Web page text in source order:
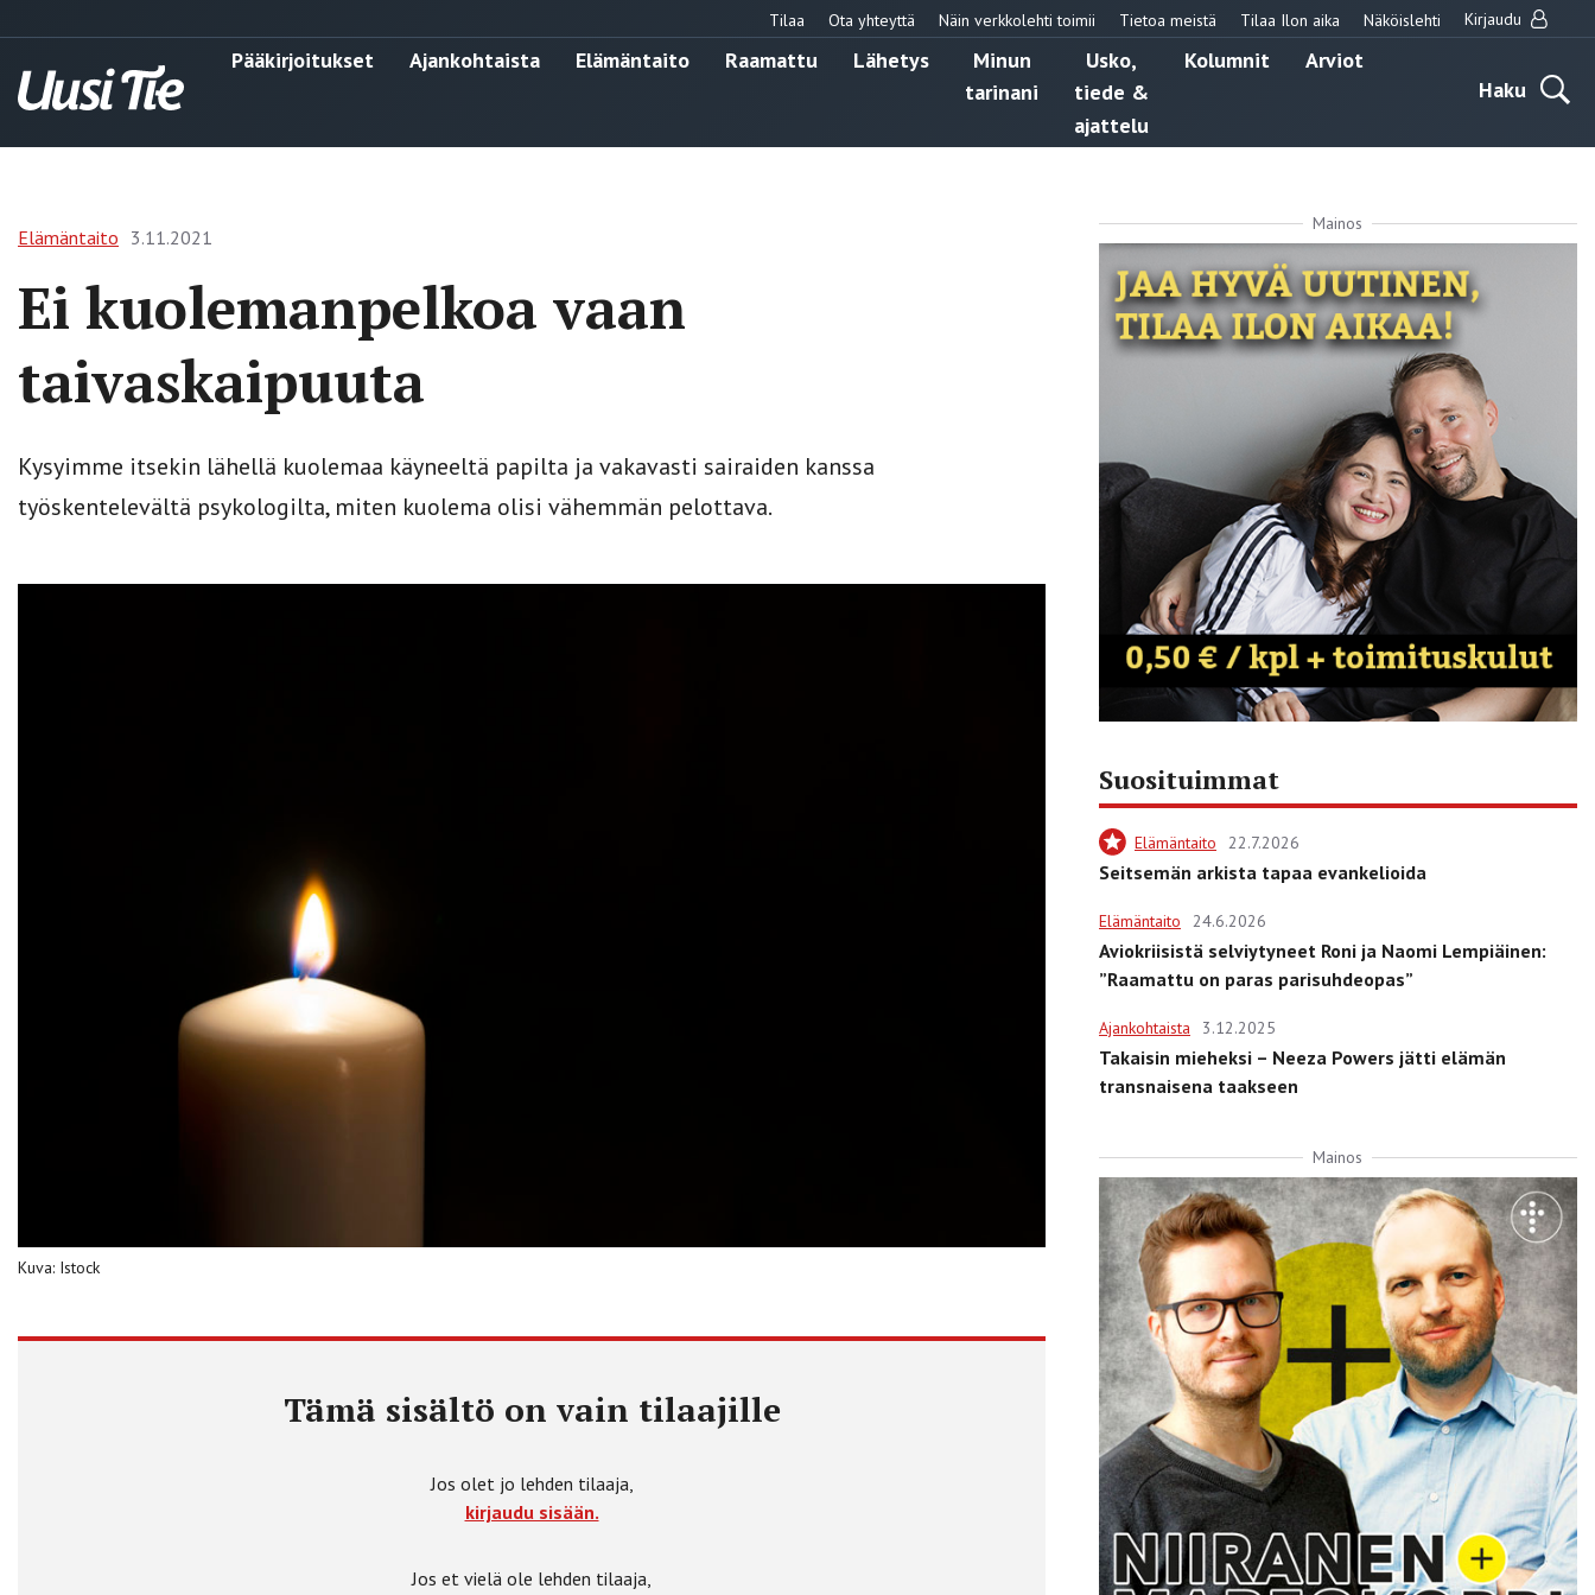
Tilaa Ota yhteyttä Näin verkkolehti toimii Tietoa meistä Tilaa Ilon aika Näköislehti Kirjaudu
Pääkirjoitukset Ajankohtaista Elämäntaito Raamattu Lähetys
Minun
tarinani
Usko,
tiede &
ajattelu
Kolumnit
Arviot
Haku
Elämäntaito 3.11.2021
Ei kuolemanpelkoa vaan
taivaskaipuuta
Kysyimme itsekin lähellä kuolemaa käyneeltä papilta ja vakavasti sairaiden kanssa
työskentelevältä psykologilta, miten kuolema olisi vähemmän pelottava.
Kuva: Istock
Tämä sisältö on vain tilaajille
Jos olet jo lehden tilaaja,
kirjaudu sisään.
Jos et vielä ole lehden tilaaja,
Mainos
Suosituimmat
Elämäntaito 22.7.2026
Seitsemän arkista tapaa evankelioida
Elämäntaito 24.6.2026
Aviokriisistä selviytyneet Roni ja Naomi Lempiäinen:
”Raamattu on paras parisuhdeopas”
Ajankohtaista 3.12.2025
Takaisin mieheksi – Neeza Powers jätti elämän
transnaisena taakseen
Mainos